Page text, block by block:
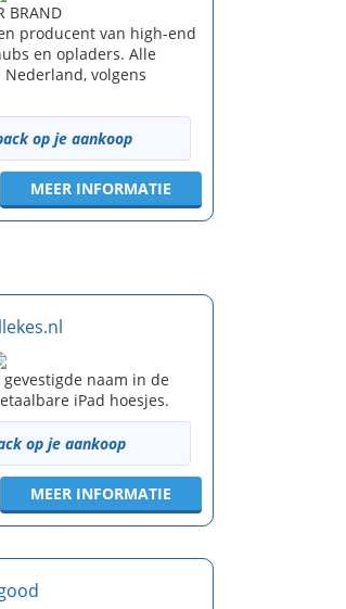
BRAND
producent van high-end
en opladers. Alle
volgens
op je aankoop
MEER INFORMATIE
naam in de
iPad hoesjes.
op je aankoop
MEER INFORMATIE